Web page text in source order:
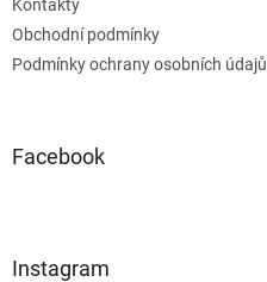
Kontakty
Obchodní podmínky
Podmínky ochrany osobních údajů
Facebook
Instagram